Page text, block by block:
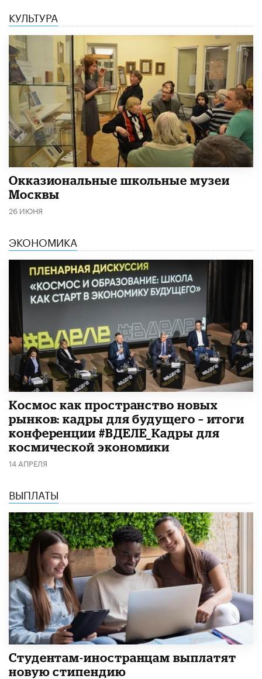
КУЛЬТУРА
​Окказиональные школьные музеи
Москвы
26 ИЮНЯ
ЭКОНОМИКА
Космос как пространство новых
рынков: кадры для будущего – итоги
конференции #ВДЕЛЕ_Кадры для
космической экономики
14 АПРЕЛЯ
ВЫПЛАТЫ
Студентам-иностранцам выплатят
новую стипендию